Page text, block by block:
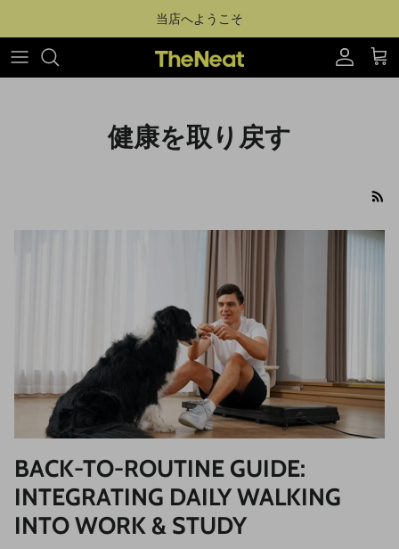
コンテンツへスキップ当店へようこそ
アカウ
カ
健康を取り戻す
BACK-TO-ROUTINE GUIDE:
INTEGRATING DAILY WALKING
INTO WORK & STUDY